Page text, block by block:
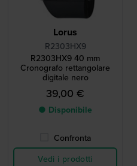
Lorus
R2303HX9
R2303HX9 40 mm
Cronografo rettangolare
digitale nero
39,00 €
● Disponibile
Confronta
Vedi i prodotti